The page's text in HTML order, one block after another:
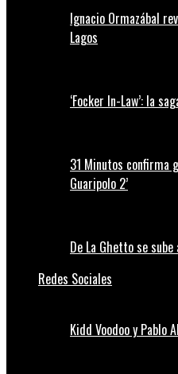
Ignacio Ormazábal
Lagos
‘Focker In-Law’: la
31 Minutos confirma
Guaripolo 2’
De La Ghetto se
Redes Sociales
Kidd Voodoo y Pablo